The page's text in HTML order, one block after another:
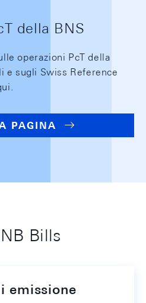
della BNS
operazioni PcT della
e sugli Swiss Reference
PAGINA
Bills
emissione